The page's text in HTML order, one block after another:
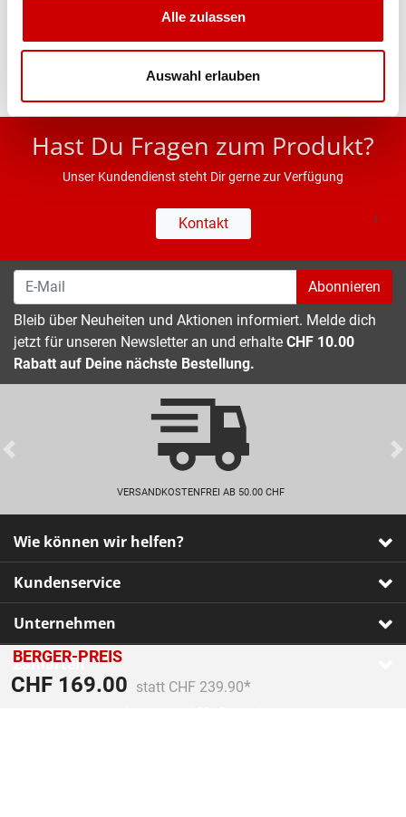
Alle zulassen
Auswahl erlauben
BERGER-PREIS
CHF 169.00 Preis reduziert von
statt CHF 239.90
An
Eigenschaften
* UVP des Herstellers; Alle Preisangaben inkl. MwSt.
Hast Du Fragen zum Produkt?
Unser Kundendienst steht Dir gerne zur Verfügung
Kontakt
Abonnieren
Bleib über Neuheiten und Aktionen informiert. Melde dich
jetzt für unseren Newsletter an und erhalte CHF 10.00
Rabatt auf Deine nächste Bestellung.
VERSANDKOSTENFREI AB 50.00 CHF
Previous
Wie können wir helfen?
Kundenservice
Unternehmen
Zahlarten